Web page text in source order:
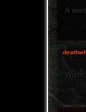
A
Wiem.